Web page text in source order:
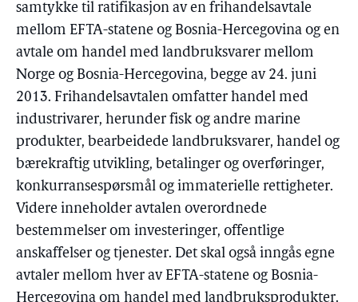
samtykke til ratifikasjon av en frihandelsavtale
mellom EFTA-statene og Bosnia-Hercegovina og en
avtale om handel med landbruksvarer mellom
Norge og Bosnia-Hercegovina, begge av 24. juni
2013. Frihandelsavtalen omfatter handel med
industrivarer, herunder fisk og andre marine
produkter, bearbeidede landbruksvarer, handel og
bærekraftig utvikling, betalinger og overføringer,
konkurransespørsmål og immaterielle rettigheter.
Videre inneholder avtalen overordnede
bestemmelser om investeringer, offentlige
anskaffelser og tjenester. Det skal også inngås egne
avtaler mellom hver av EFTA-statene og Bosnia-
Hercegovina om handel med landbruksprodukter.